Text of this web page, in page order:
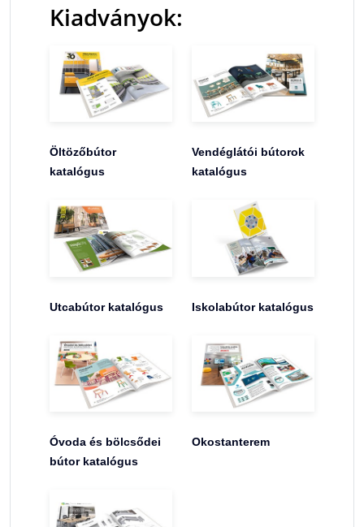
Kiadványok:
Öltözőbútor
katalógus
Vendéglátói bútorok
katalógus
Utcabútor katalógus Iskolabútor katalógus
Óvoda és bölcsődei
bútor katalógus
Okostanterem